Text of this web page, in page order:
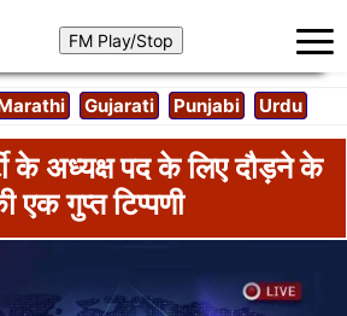
Gujarati Punjabi Urdu
के अध्यक्ष पद के लिए दौड़ने के
गुप्त टिप्पणी